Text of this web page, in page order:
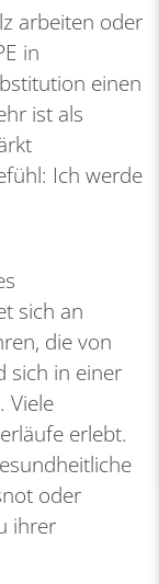
arbeiten oder
in
einen
ist als
Ich werde
sich an
die von
sich in einer
Viele
erlebt.
oder
ihrer